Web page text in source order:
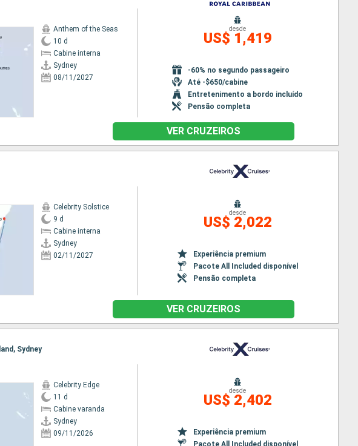
Anthem of the Seas
10 d
Cabine interna
Sydney
08/11/2027
desde
US$ 1,419
-60% no segundo passageiro
Até -$650/cabine
Entretenimento a bordo incluído
Pensão completa
VER CRUZEIROS
Celebrity Solstice
9 d
Cabine interna
Sydney
02/11/2027
desde
US$ 2,022
Experiência premium
Pacote All Included disponível
Pensão completa
VER CRUZEIROS
Sydney
Celebrity Edge
11 d
Cabine varanda
Sydney
09/11/2026
desde
US$ 2,402
Experiência premium
Pacote All Included disponível